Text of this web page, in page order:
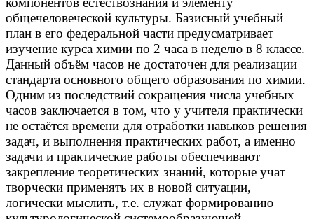
общечеловеческой культуры. Базисный учебный
план в его федеральной части предусматривает
изучение курса химии по 2 часа в неделю в 8 классе.
Данный объём часов не достаточен для реализации
стандарта основного общего образования по химии.
Одним из последствий сокращения числа учебных
часов заключается в том, что у учителя практически
не остаётся времени для отработки навыков решения
задач, и выполнения практических работ, а именно
задачи и практические работы обеспечивают
закрепление теоретических знаний, которые учат
творчески применять их в новой ситуации,
логически мыслить, т.е. служат формированию